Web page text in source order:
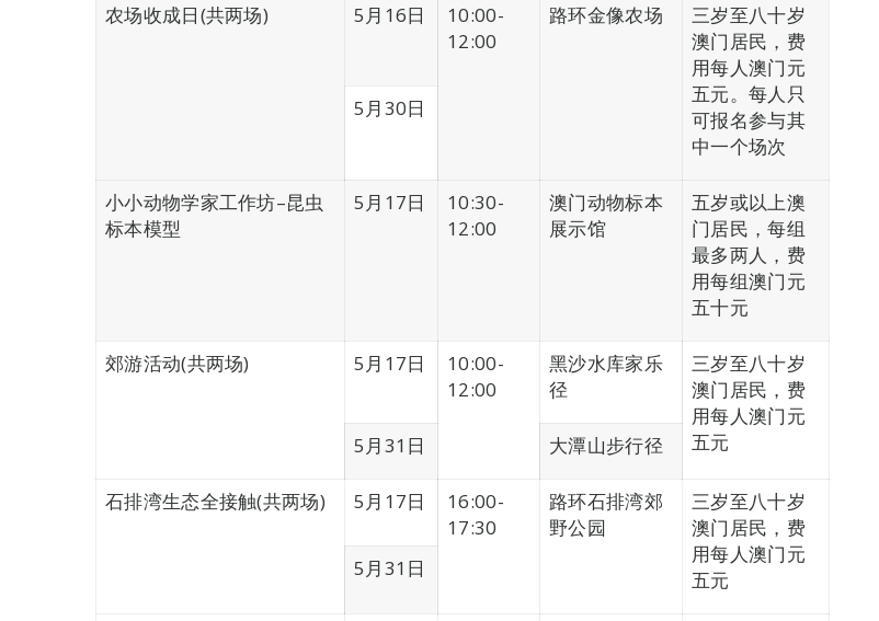
农场收成日(共两场) 5月16日
10:00-
12:00
路环金像农场
三岁至八十岁
澳门居民，费
用每人澳门元
五元。每人只
可报名参与其
中一个场次
5月30日
小小动物学家工作坊–昆虫
标本模型
5月17日
10:30-
12:00
澳门动物标本
展示馆
五岁或以上澳
门居民，每组
最多两人，费
用每组澳门元
五十元
郊游活动(共两场) 5月17日
10:00-
12:00
黑沙水库家乐
径
三岁至八十岁
澳门居民，费
用每人澳门元
五元
5月31日 大潭山步行径
石排湾生态全接触(共两场) 5月17日
16:00-
17:30
路环石排湾郊
野公园
三岁至八十岁
澳门居民，费
用每人澳门元
五元
5月31日